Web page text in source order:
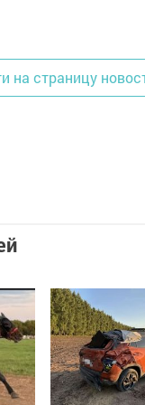
на страницу